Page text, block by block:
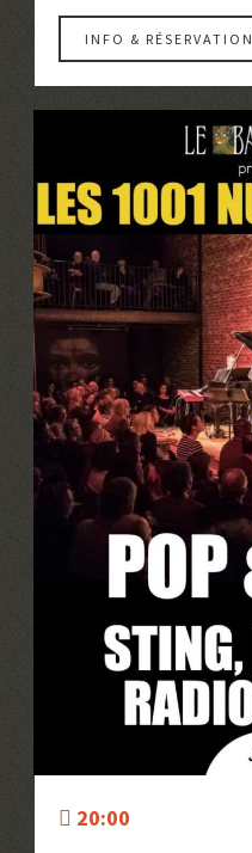
INFO & RÉSERVATION
20:00